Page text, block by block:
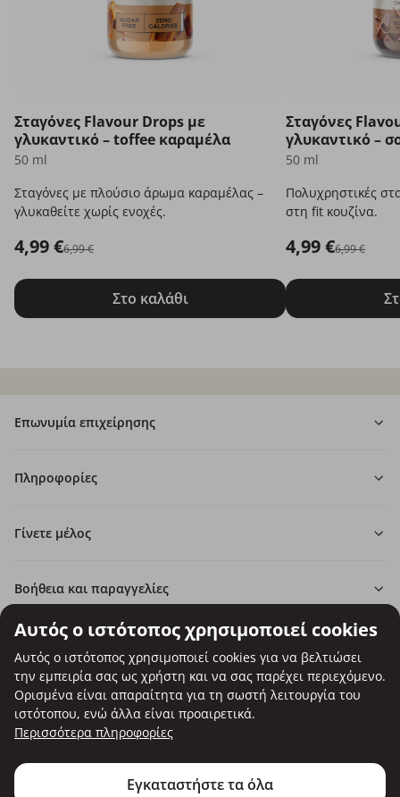
Αυτός ο ιστότοπος χρησιμοποιεί cookies
Αυτός ο ιστότοπος χρησιμοποιεί cookies για να βελτιώσει
την εμπειρία σας ως χρήστη και να σας παρέχει περιεχόμενο.
Ορισμένα είναι απαραίτητα για τη σωστή λειτουργία του
ιστότοπου, ενώ άλλα είναι προαιρετικά.
Περισσότερα πληροφορίες
Εγκαταστήστε τα όλα
Σταγόνες Flavour Drops με
γλυκαντικό – toffee καραμέλα
50 ml
Σταγόνες με πλούσιο άρωμα καραμέλας –
γλυκαθείτε χωρίς ενοχές.
4,99 €6,99 €
Στο καλάθι
Σταγόνες
γλυκαντικό –
50 ml
Πολυχρηστικές
στη fit κουζίνα.
4,99 €6,99 €
Επωνυμία επιχείρησης
Πληροφορίες
Γίνετε μέλος
Βοήθεια και παραγγελίες
Δυνατότητα πληρωμής με κάρτα.
Εγγυημένη προστασία των προσωπικών σας δεδομένων μέσω
κρυπτογράφησης SSL.
Χρήση των cookies